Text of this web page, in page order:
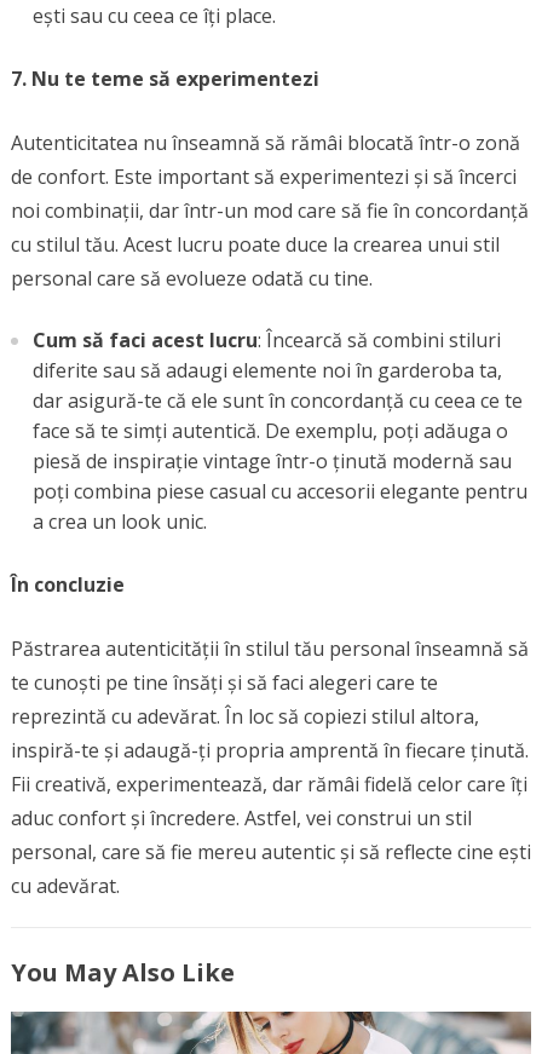
ești sau cu ceea ce îți place.
7. Nu te teme să experimentezi
Autenticitatea nu înseamnă să rămâi blocată într-o zonă
de confort. Este important să experimentezi și să încerci
noi combinații, dar într-un mod care să fie în concordanță
cu stilul tău. Acest lucru poate duce la crearea unui stil
personal care să evolueze odată cu tine.
Cum să faci acest lucru: Încearcă să combini stiluri
diferite sau să adaugi elemente noi în garderoba ta,
dar asigură-te că ele sunt în concordanță cu ceea ce te
face să te simți autentică. De exemplu, poți adăuga o
piesă de inspirație vintage într-o ținută modernă sau
poți combina piese casual cu accesorii elegante pentru
a crea un look unic.
În concluzie
Păstrarea autenticității în stilul tău personal înseamnă să
te cunoști pe tine însăți și să faci alegeri care te
reprezintă cu adevărat. În loc să copiezi stilul altora,
inspiră-te și adaugă-ți propria amprentă în fiecare ținută.
Fii creativă, experimentează, dar rămâi fidelă celor care îți
aduc confort și încredere. Astfel, vei construi un stil
personal, care să fie mereu autentic și să reflecte cine ești
cu adevărat.
You May Also Like